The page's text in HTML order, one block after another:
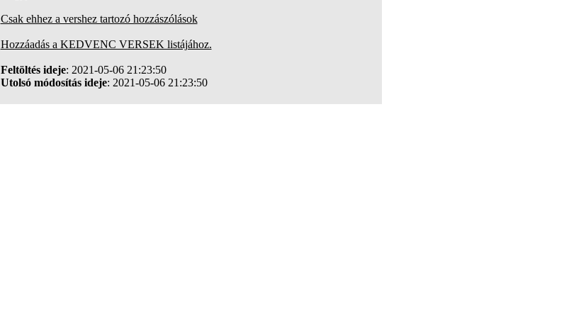
Csak ehhez a vershez tartozó hozzászólások
Hozzáadás a KEDVENC VERSEK listájához.
Feltöltés ideje: 2021-05-06 21:23:50
Utolsó módosítás ideje: 2021-05-06 21:23:50